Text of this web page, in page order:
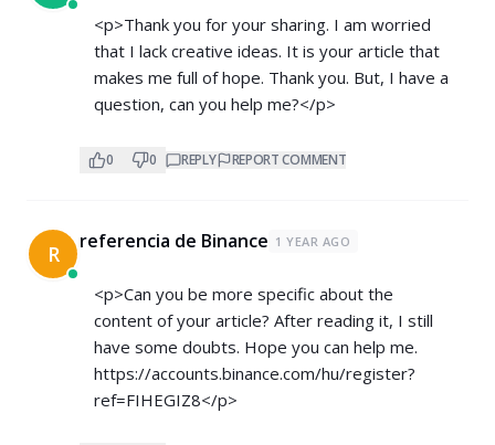
<p>Thank you for your sharing. I am worried
that I lack creative ideas. It is your article that
makes me full of hope. Thank you. But, I have a
question, can you help me?</p>
0 0 REPLY REPORT COMMENT
R referencia de Binance 1 YEAR AGO
<p>Can you be more specific about the
content of your article? After reading it, I still
have some doubts. Hope you can help me.
https://accounts.binance.com/hu/register?
ref=FIHEGIZ8</p>